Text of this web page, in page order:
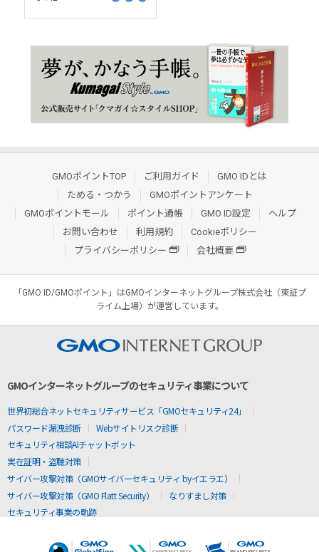
GMOポイントTOP ご利用ガイド
GMO IDとは
ためる・つかう
GMOポイントアンケート
GMOポイントモール
ポイント通帳 GMO ID設定
ヘルプ
お問い合わせ
利用規約
Cookieポリシー
プライバシーポリシー
会社概要
「GMO ID/GMOポイント」はGMOインターネットグループ株式会社（東証プ
ライム上場）が運営しています。
GMOインターネットグループのセキュリティ事業について
世界初総合ネットセキュリティサービス「GMOセキュリティ24」
パスワード漏洩診断
Webサイトリスク診断
セキュリティ相談AIチャットボット
実在証明・盗聴対策
サイバー攻撃対策（GMOサイバーセキュリティ byイエラエ）
サイバー攻撃対策（GMO Flatt Security）
なりすまし対策
セキュリティ事業の軌跡